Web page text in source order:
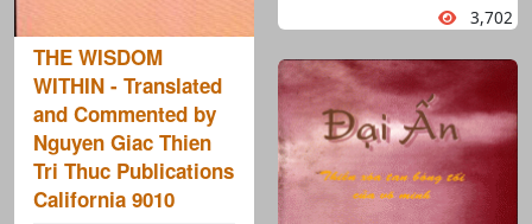
THE WISDOM
WITHIN - Translated
and Commented by
Nguyen Giac Thien
Tri Thuc Publications
California 9010
3,702